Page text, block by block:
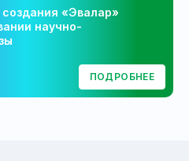
«Эвалар»
научно-
ПОДРОБНЕЕ